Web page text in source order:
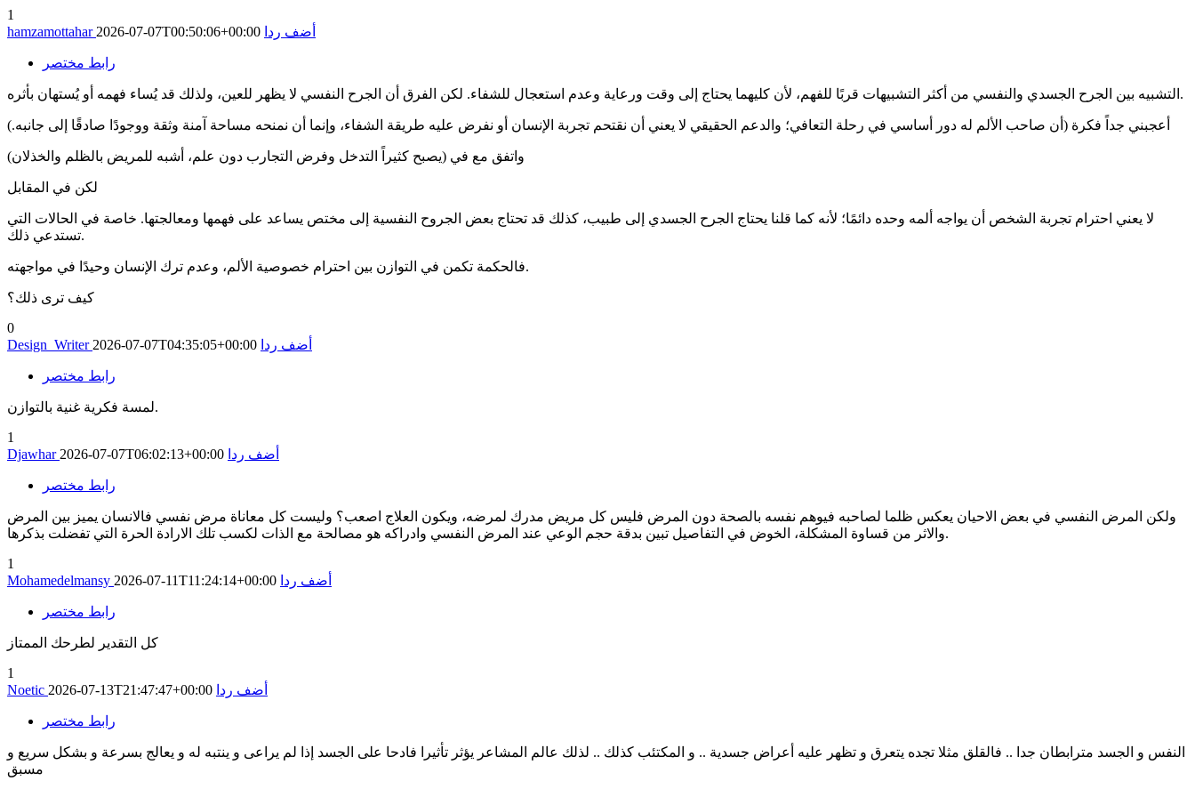
1
hamzamottahar 2026-07-07T00:50:06+00:00 أضف ردا
رابط مختصر
التشبيه بين الجرح الجسدي والنفسي من أكثر التشبيهات قربًا للفهم، لأن كليهما يحتاج إلى وقت ورعاية وعدم استعجال للشفاء. لكن الفرق أن الجرح النفسي لا يظهر للعين، ولذلك قد يُساء فهمه أو يُستهان بأثره.
أعجبني جداً فكرة (أن صاحب الألم له دور أساسي في رحلة التعافي؛ والدعم الحقيقي لا يعني أن نقتحم تجربة الإنسان أو نفرض عليه طريقة الشفاء، وإنما أن نمنحه مساحة آمنة وثقة ووجودًا صادقًا إلى جانبه.)
واتفق مع في (يصبح كثيراً التدخل وفرض التجارب دون علم، أشبه للمريض بالظلم والخذلان)
لكن في المقابل
لا يعني احترام تجربة الشخص أن يواجه ألمه وحده دائمًا؛ لأنه كما قلنا يحتاج الجرح الجسدي إلى طبيب، كذلك قد تحتاج بعض الجروح النفسية إلى مختص يساعد على فهمها ومعالجتها. خاصة في الحالات التي
تستدعي ذلك.
فالحكمة تكمن في التوازن بين احترام خصوصية الألم، وعدم ترك الإنسان وحيدًا في مواجهته.
كيف ترى ذلك؟
0
Design_Writer 2026-07-07T04:35:05+00:00 أضف ردا
رابط مختصر
لمسة فكرية غنية بالتوازن.
1
Djawhar 2026-07-07T06:02:13+00:00 أضف ردا
رابط مختصر
ولكن المرض النفسي في بعض الاحيان يعكس ظلما لصاحبه فيوهم نفسه بالصحة دون المرض فليس كل مريض مدرك لمرضه، ويكون العلاج اصعب؟ وليست كل معاناة مرض نفسي فالانسان يميز بين المرض
والاثر من قساوة المشكلة، الخوض في التفاصيل تبين بدقة حجم الوعي عند المرض النفسي وادراكه هو مصالحة مع الذات لكسب تلك الارادة الحرة التي تفضلت بذكرها.
1
Mohamedelmansy 2026-07-11T11:24:14+00:00 أضف ردا
رابط مختصر
كل التقدير لطرحك الممتاز
1
Noetic 2026-07-13T21:47:47+00:00 أضف ردا
رابط مختصر
النفس و الجسد مترابطان جدا .. فالقلق مثلا تجده يتعرق و تظهر عليه أعراض جسدية .. و المكتئب كذلك .. لذلك عالم المشاعر يؤثر تأثيرا فادحا على الجسد إذا لم يراعى و ينتبه له و يعالج بسرعة و بشكل سريع و
مسبق